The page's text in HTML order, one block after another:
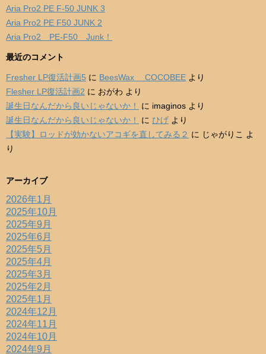
Aria Pro2 PE F-50 JUNK 3
Aria Pro2 PE F50 JUNK 2
Aria Pro2 PE-F50 Junk！
最近のコメント
Fresher LP復活計画5 に BeesWax COCOBEE より
Flesher LP復活計画2 に おがわ より
誕生日なんだから良いじゃないか！
に imaginos より
誕生日なんだから良いじゃないか！
に ひげ より
【実験】ロッドが効かないアコギを直してみる２ に じゃがりこ
よ
り
アーカイブ
2026年1月
2025年10月
2025年9月
2025年6月
2025年5月
2025年4月
2025年3月
2025年2月
2025年1月
2024年12月
2024年11月
2024年10月
2024年9月